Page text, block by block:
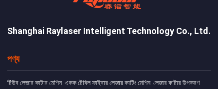
Shanghai Raylaser Intelligent Technology Co., Ltd.
পণ্য
টিউব লেজার কাটার মেশিন একক টেবিল ফাইবার লেজার কাটিং মেশিন লেজার কাটার উপকরণ